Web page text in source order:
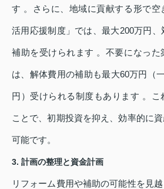
す 。さらに、地域に貢献する形で空
活用応援制度」では、最大200万円
補助を受けられます 。不要になった
は、解体費用の補助も最大60万円（
円）受けられる制度もあります 。こ
ことで、初期投資を抑え、効率的に
可能です。
3. 計画の整理と資金計画
リフォーム費用や補助の可能性を見